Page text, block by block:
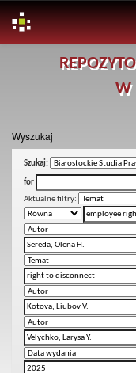
W
Wyszukaj
Szukaj:
for
Aktualne filtry: